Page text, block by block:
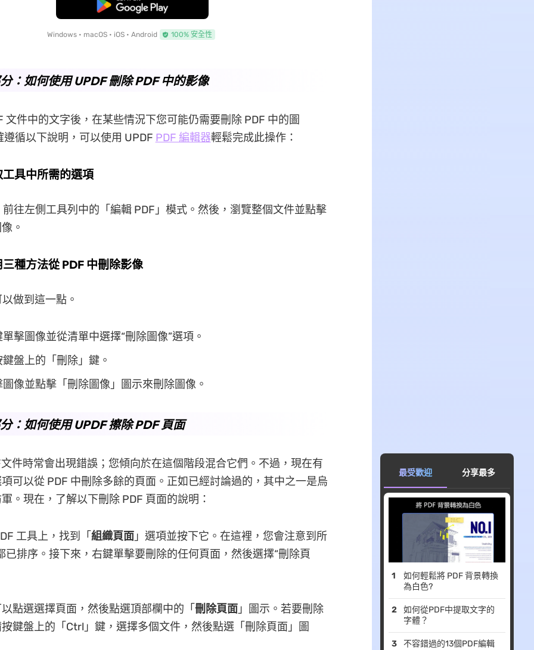
免費下載
Windows • macOS • iOS • Android 100% 安全性
：如何使用 UPDF 刪除 PDF 中的影像
文件中的文字後，在某些情況下您可能仍需要刪除 PDF 中的圖
遵循以下說明，可以使用 UPDF PDF 編輯器輕鬆完成此操作：
工具中所需的選項
前往左側工具列中的「編輯 PDF」模式。然後，瀏覽整個文件並點擊
。
種方法從 PDF 中刪除影像
做到這一點。
擊圖像並從清單中選擇“刪除圖像”選項。
盤上的「刪除」鍵。
像並點擊「刪除圖像」圖示來刪除圖像。
：如何使用 UPDF 擦除 PDF 頁面
件時常會出現錯誤；您傾向於在這個階段混合它們。不過，現在有
可以從 PDF 中刪除多餘的頁面。正如已經討論過的，其中之一是烏
。現在，了解以下刪除 PDF 頁面的說明：
工具上，找到「 組織頁面」選項並按下它。在這裡，您會注意到所
已排序。接下來，右鍵單擊要刪除的任何頁面，然後選擇“刪除頁
點選選擇頁面，然後點選頂部欄中的「 刪除頁面」圖示。若要刪除
鍵盤上的「Ctrl」鍵，選擇多個文件，然後點選「刪除頁面」圖
最受歡迎 分享最多
如何輕鬆將 PDF 背景轉換
為白色?
如何從PDF中提取文字的
字體？
不容錯過的13個PDF編輯